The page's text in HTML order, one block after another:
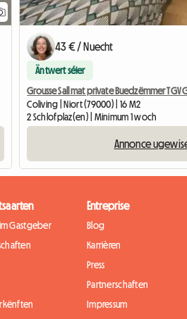
43 € / Nuecht
Äntwert séier
Grousse Sall mat private Buedzëmmer TGV
Coliving | Niort (79000) | 16 M2
2 Schlofplaz(en) | Minimum 1 woch
Annonce
Gastgeber
Entreprise
Blog
Karrièren
Press
Partnerschaften
Impressum